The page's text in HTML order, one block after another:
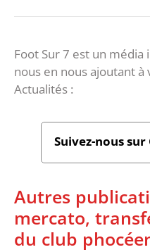
Foot Sur 7 est un
nous en nous ajoutant à
Actualités :
Suivez-nous
Autres
mercato,
du club